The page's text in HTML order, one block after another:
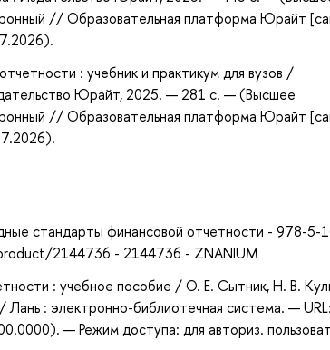
// Образовательная платформа Юрайт
: учебник и практикум для вузов /
Юрайт, 2025. — 281 с. — (Высшее
// Образовательная платформа Юрайт
стандарты финансовой отчетности - 978-5-
2144736 - 2144736 - ZNANIUM
: учебное пособие / О. Е. Сытник, Н. В.
: электронно-библиотечная система. — URL:
— Режим доступа: для авториз.